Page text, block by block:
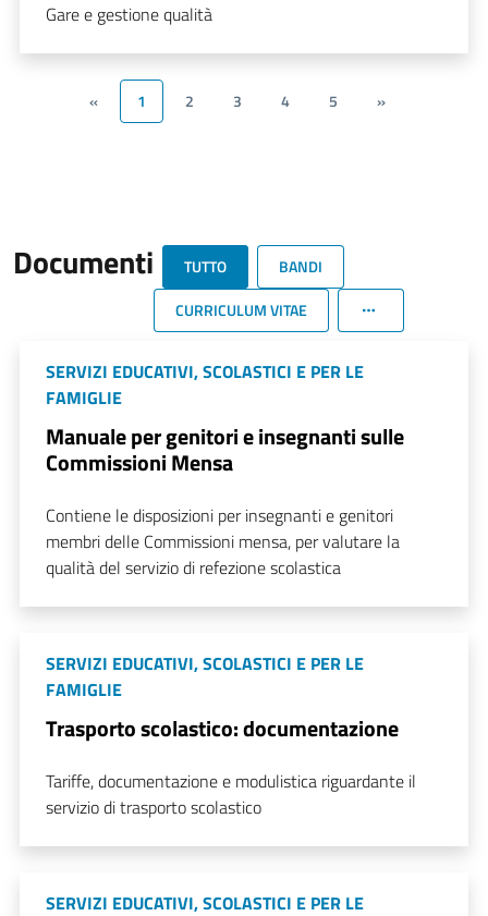
Gare e gestione qualità
« 1 2 3 4 5 »
Documenti TUTTO
BANDI
CURRICULUM VITAE
SERVIZI EDUCATIVI, SCOLASTICI E PER LE
FAMIGLIE
Manuale per genitori e insegnanti sulle
Commissioni Mensa
Contiene le disposizioni per insegnanti e genitori
membri delle Commissioni mensa, per valutare la
qualità del servizio di refezione scolastica
SERVIZI EDUCATIVI, SCOLASTICI E PER LE
FAMIGLIE
Trasporto scolastico: documentazione
Tariffe, documentazione e modulistica riguardante il
servizio di trasporto scolastico
SERVIZI EDUCATIVI, SCOLASTICI E PER LE